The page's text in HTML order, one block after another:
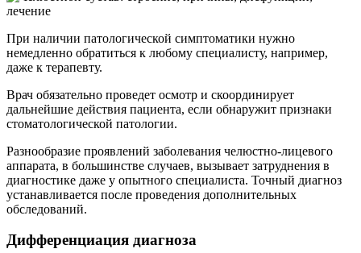
При наличии патологической симптоматики нужно
немедленно обратиться к любому специалисту, например,
даже к терапевту.
Врач обязательно проведет осмотр и скоординирует
дальнейшие действия пациента, если обнаружит признаки
стоматологической патологии.
Разнообразие проявлений заболевания челюстно-лицевого
аппарата, в большинстве случаев, вызывает затруднения в
диагностике даже у опытного специалиста. Точный диагноз
устанавливается после проведения дополнительных
обследований.
Дифференциация диагноза